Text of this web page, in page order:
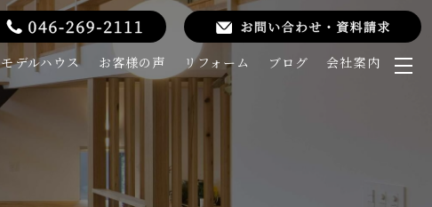
モデルハウス お客様の声 リフォーム ブログ 会社案内
メ
開